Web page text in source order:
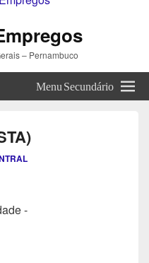
– Pernambuco
Menu Secundário
-